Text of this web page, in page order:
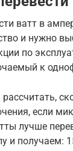
ватт в
и нужно
по
к
если
лучше
и получаем: